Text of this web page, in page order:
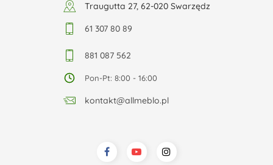
Traugutta 27, 62-020 Swarzędz
61 307 80 89
881 087 562
Pon-Pt: 8:00 - 16:00
kontakt@allmeblo.pl